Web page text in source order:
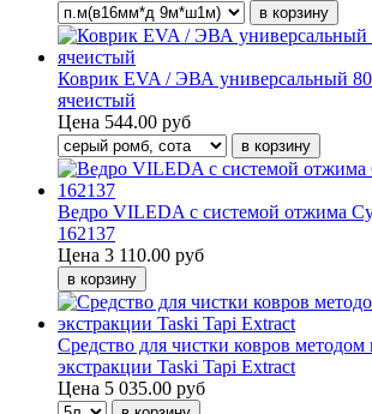
Коврик EVA / ЭВА универсальный
ячеистый
Цена 544.00 руб
Ведро VILEDA с системой отжима
162137
Цена 3 110.00 руб
Средство для чистки ковров методом
экстракции Taski Tapi Extract
Цена 5 035.00 руб